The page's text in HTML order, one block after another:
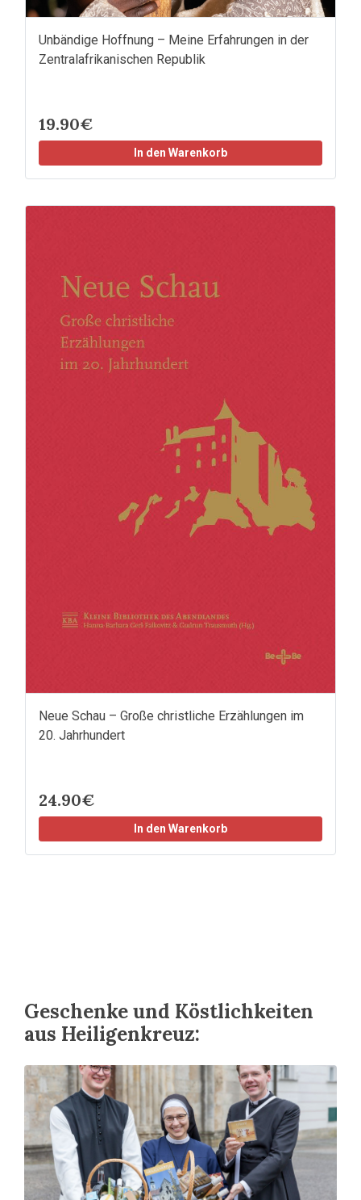
Unbändige Hoffnung – Meine Erfahrungen in der
Zentralafrikanischen Republik
19.90€
In den Warenkorb
Neue Schau – Große christliche Erzählungen im
20. Jahrhundert
24.90€
In den Warenkorb
Geschenke und Köstlichkeiten
aus Heiligenkreuz: